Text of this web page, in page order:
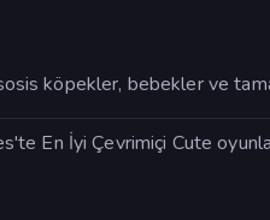
köpekler, bebekler ve
En İyi Çevrimiçi Cute